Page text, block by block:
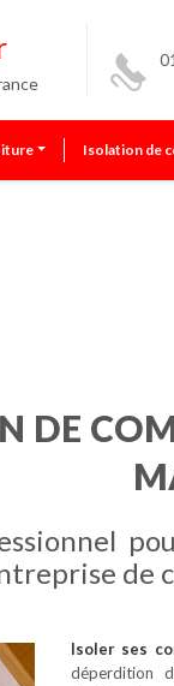
Isolation de
DE
de
Isoler ses
déperdition